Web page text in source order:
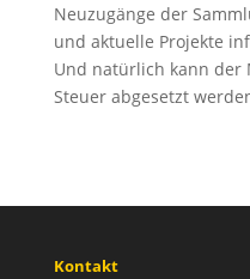
Neuzugänge der
und aktuelle Projekte
Und natürlich kann der
Steuer abgesetzt
Kontakt